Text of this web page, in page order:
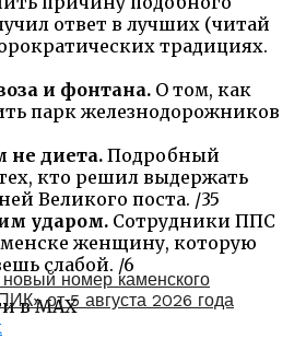
ответ в лучших (читай
традициях.
и фонтана. О том, как
парк железнодорожников
не диета. Подробный
кто решил выдержать
Великого поста. /35
ударом. Сотрудники ППС
женщину, которую
слабой. /6
в MAX
номер каменского
от 5 августа 2026 года